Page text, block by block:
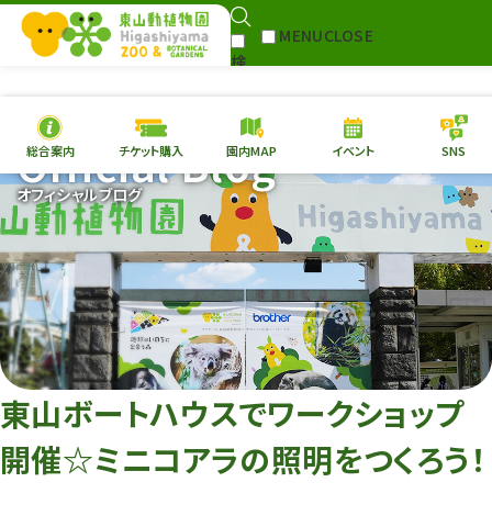
検
MENUCLOSE
本日の開園情報 チケ
園内MAP イベント
総合案内
動物園 植物園
再生プラン
東山動植物園
への支援
環境教育
サイトマップ
総合案内 チケット購入 園内MAP イベント SNS
オフィシャルブログ
Official Blog
東山ボートハウスでワークショップ
開催☆ミニコアラの照明をつくろう！